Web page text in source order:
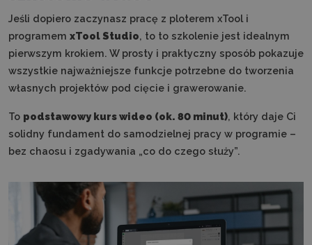
Jeśli dopiero zaczynasz pracę z ploterem xTool i
programem xTool Studio, to to szkolenie jest idealnym
pierwszym krokiem. W prosty i praktyczny sposób pokazuje
wszystkie najważniejsze funkcje potrzebne do tworzenia
własnych projektów pod cięcie i grawerowanie.
To podstawowy kurs wideo (ok. 80 minut), który daje Ci
solidny fundament do samodzielnej pracy w programie –
bez chaosu i zgadywania „co do czego służy”.